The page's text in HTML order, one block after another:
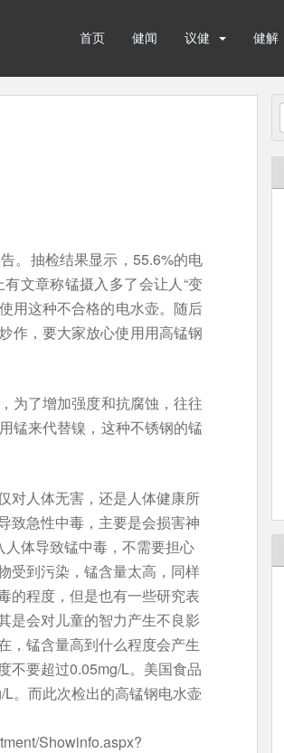
首页 健闻 议健 健解
。抽检结果显示，55.6%的电
文章称锰摄入多了会让人“变
用这种不合格的电水壶。随后
作，要大家放心使用用高锰钢
为了增加强度和抗腐蚀，往往
锰来代替镍，这种不锈钢的锰
对人体无害，还是人体健康所
致急性中毒，主要是会损害神
人体导致锰中毒，不需要担心
受到污染，锰含量太高，同样
的程度，但是也有一些研究表
是会对儿童的智力产生不良影
，锰含量高到什么程度会产生
不要超过0.05mg/L。美国食品
。而此次检出的高锰钢电水壶
Showinfo.aspx?